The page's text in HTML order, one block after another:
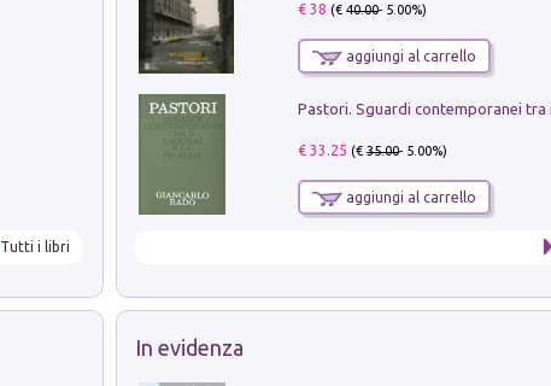
Tutti i libri
€ 38 (€40.00- 5.00%)
aggiungi al carrello
€ 33.25 (€35.00- 5.00%)
aggiungi al carrello
In evidenza